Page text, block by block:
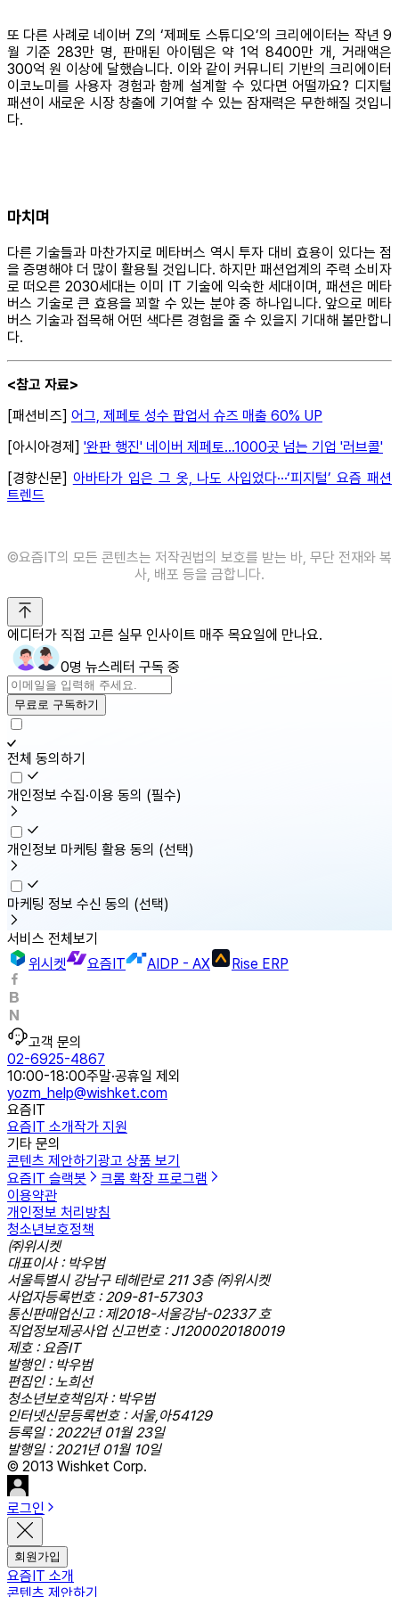
또 다른 사례로 네이버 Z의 ‘제페토 스튜디오’의 크리에이터는 작년 9
월 기준 283만 명, 판매된 아이템은 약 1억 8400만 개, 거래액은
300억 원 이상에 달했습니다. 이와 같이 커뮤니티 기반의 크리에이터
이코노미를 사용자 경험과 함께 설계할 수 있다면 어떨까요? 디지털
패션이 새로운 시장 창출에 기여할 수 있는 잠재력은 무한해질 것입니
다.
마치며
다른 기술들과 마찬가지로 메타버스 역시 투자 대비 효용이 있다는 점
을 증명해야 더 많이 활용될 것입니다. 하지만 패션업계의 주력 소비자
로 떠오른 2030세대는 이미 IT 기술에 익숙한 세대이며, 패션은 메타
버스 기술로 큰 효용을 꾀할 수 있는 분야 중 하나입니다. 앞으로 메타
버스 기술과 접목해 어떤 색다른 경험을 줄 수 있을지 기대해 볼만합니
다.
<참고 자료>
[패션비즈] 어그, 제페토 성수 팝업서 슈즈 매출 60% UP
[아시아경제] '완판 행진' 네이버 제페토...1000곳 넘는 기업 '러브콜'
[경향신문] 아바타가 입은 그 옷, 나도 사입었다···‘피지털’ 요즘 패션
트렌드
©️요즘IT의 모든 콘텐츠는 저작권법의 보호를 받는 바, 무단 전재와 복
사, 배포 등을 금합니다.
에디터가 직접 고른 실무 인사이트 매주 목요일에 만나요.
0명 뉴스레터 구독 중
무료로 구독하기
전체 동의하기
개인정보 수집·이용 동의 (필수)
개인정보 마케팅 활용 동의 (선택)
마케팅 정보 수신 동의 (선택)
서비스 전체보기
위시켓
요즘IT AIDP - AX Rise ERP
고객 문의
02-6925-4867
10:00-18:00주말·공휴일 제외
yozm_help@wishket.com
요즘IT
요즘IT 소개작가 지원
기타 문의
콘텐츠 제안하기광고 상품 보기
요즘IT 슬랙봇
크롬 확장 프로그램
이용약관
개인정보 처리방침
청소년보호정책
㈜위시켓
대표이사 : 박우범
서울특별시 강남구 테헤란로 211 3층 ㈜위시켓
사업자등록번호 : 209-81-57303
통신판매업신고 : 제2018-서울강남-02337 호
직업정보제공사업 신고번호 : J1200020180019
제호 : 요즘IT
발행인 : 박우범
편집인 : 노희선
청소년보호책임자 : 박우범
인터넷신문등록번호 : 서울,아54129
등록일 : 2022년 01월 23일
발행일 : 2021년 01월 10일
© 2013 Wishket Corp.
로그인
회원가입
요즘IT 소개
콘텐츠 제안하기